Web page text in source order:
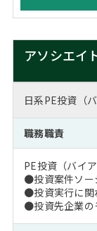
アソシエイ
日系PE投資（
職務職責
PE投資（バイ
●投資案件ソー
●投資実行に関
●投資先企業の